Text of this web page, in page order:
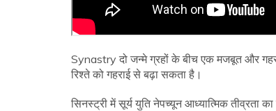
Synastry दो जन्मे ग्रहों के बीच एक मजबूत और
रिश्ते को गहराई से बढ़ा सकता है।
सिनस्ट्री में सूर्य युति नेपच्यून आध्यात्मिक